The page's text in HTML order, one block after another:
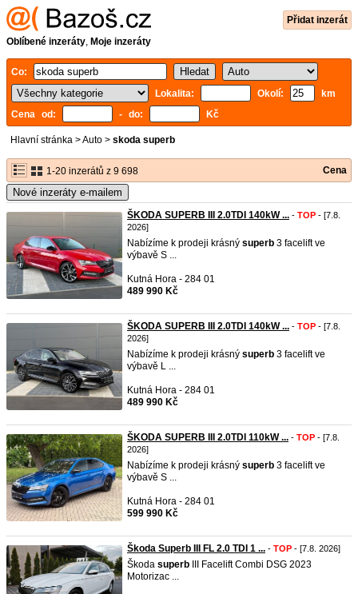
Přidat inzerát
Oblíbené inzeráty, Moje inzeráty
Co:
Lokalita:
Okolí:
km
Cena od:
- do: Kč
Hlavní stránka >Auto > skoda superb
1-20 inzerátů z 9 698 Cena
Nové inzeráty e-mailem
ŠKODA SUPERB III 2.0TDI 140kW ... - TOP - [7.8.
2026]
Nabízíme k prodeji krásný superb 3 facelift ve
výbavě S ...
Kutná Hora - 284 01
489 990 Kč
ŠKODA SUPERB III 2.0TDI 140kW ... - TOP - [7.8.
2026]
Nabízíme k prodeji krásný superb 3 facelift ve
výbavě L ...
Kutná Hora - 284 01
489 990 Kč
ŠKODA SUPERB III 2.0TDI 110kW ... - TOP - [7.8.
2026]
Nabízíme k prodeji krásný superb 3 facelift ve
výbavě S ...
Kutná Hora - 284 01
599 990 Kč
Škoda Superb III FL 2.0 TDI 1 ... - TOP - [7.8. 2026]
Škoda superb III Facelift Combi DSG 2023
Motorizac ...